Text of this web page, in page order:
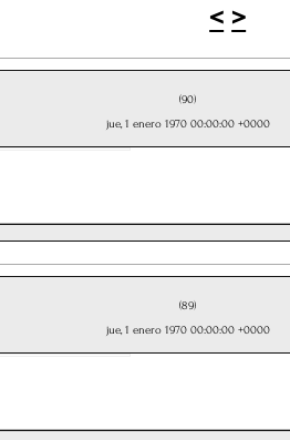
< >
(90)
jue, 1 enero 1970 00:00:00 +0000
(89)
jue, 1 enero 1970 00:00:00 +0000